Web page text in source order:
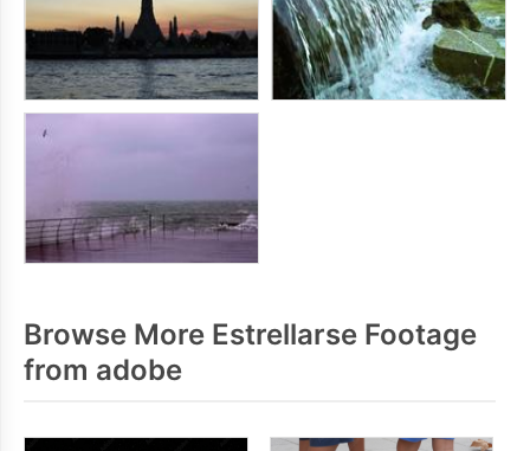
Browse More Estrellarse Footage
from adobe